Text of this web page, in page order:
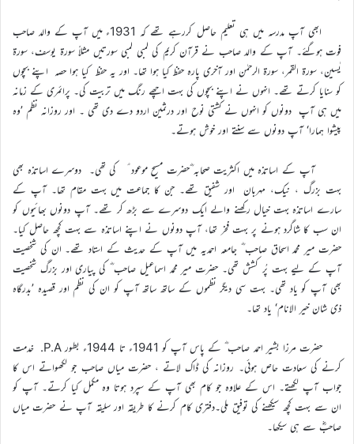
ابھی آپ مدرسہ میں ہی تعلیم حاصل کررہے تھے کہ 1931ء میں آپ کے والد صاحب
فوت ہوگئے۔ آپ کے والد صاحب نے قرآن کریم کی لمبی لمبی سورتیں مثلاً سورۃ یوسف، سورۃ
یٰسین، سورۃ القمر، سورۃ الرحمٰن اور آخری پارہ حفظ کیا ہوا تھا۔ اور یہ حفظ کیا ہوا حصہ اپنے بچوں
کو سنایا کرتے تھے۔ انہوں نے اپنے بچوں کی بہت اچھے رنگ میں تربیت کی۔ پرائمری کے زمانہ
میں ہی آپ دونوں کو انہوں نے کشتی نوح اور درثمین اردو دے دی تھی ۔ اور روزانہ نظم ’وہ
پیشوا ہمارا‘ آپ دونوں سے سنتے اور خوش ہوتے۔
آپ کے اساتذہ میں اکثریت صحابہ ؓحضرت مسیح موعود ؑ کی تھی۔ دوسرے اساتذہ بھی
بہت بزرگ ، نیک، مہربان اور شفیق تھے۔ جن کا جماعت میں بہت مقام تھا۔ آپ کے
سارے اساتذہ بہت خیال رکھنے والے ایک دوسرے سے بڑھ کر تھے۔ آپ دونوں بھائیوں کو
ان سب کا شاگرد ہونے پر بہت فخر تھا، آپ دونوں نے اپنے اساتذہ سے بہت کچھ حاصل کیا۔
حضرت میر محمد اسحاق صاحب ؓ جامعہ احمدیہ میں آپ کے حدیث کے استاد تھے۔ ان کی شخصیت
آپ کے لیے بہت پُر کشش تھی۔ حضرت میر محمد اسماعیل صاحب ؓ کی پیاری اور بزرگ شخصیت
بھی آپ کو یاد تھی۔ بہت سی دیگر نظموں کے ساتھ ساتھ آپ کو ان کی نظم اور قصیدہ ’بدرگاہ
ذی شان خیر الانام‘ یاد تھا۔
حضرت مرزا بشیر احمد صاحب ؓ کے پاس آپ کو 1941ء تا 1944ء بطور P.A. خدمت
کرنے کی سعادت حاص ہوئی۔ روزانہ کی ڈاک لاتے ، حضرت میاں صاحب جو لکھواتے اس کا
جواب آپ لکھتے۔ اس کے علاوہ جو کام بھی آپ کے سپرد ہوتا وہ مکمل کیا کرتے۔ آپ کو
ان سے بہت کچھ سیکھنے کی توفیق ملی۔دفتری کام کرنے کا طریقہ اور سلیقہ آپ نے حضرت میاں
صاحبؓ سے ہی سیکھا۔